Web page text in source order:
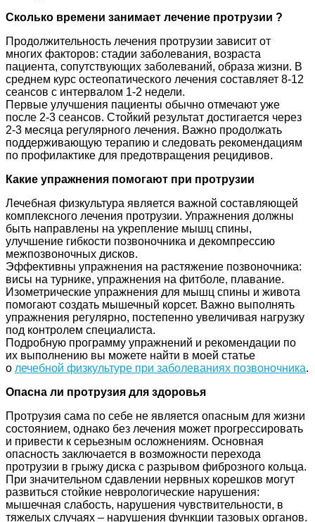
Сколько времени занимает лечение протрузии ?
Продолжительность лечения протрузии зависит от
многих факторов: стадии заболевания, возраста
пациента, сопутствующих заболеваний, образа жизни. В
среднем курс остеопатического лечения составляет 8-12
сеансов с интервалом 1-2 недели.
Первые улучшения пациенты обычно отмечают уже
после 2-3 сеансов. Стойкий результат достигается через
2-3 месяца регулярного лечения. Важно продолжать
поддерживающую терапию и следовать рекомендациям
по профилактике для предотвращения рецидивов.
Какие упражнения помогают при протрузии
Лечебная физкультура является важной составляющей
комплексного лечения протрузии. Упражнения должны
быть направлены на укрепление мышц спины,
улучшение гибкости позвоночника и декомпрессию
межпозвоночных дисков.
Эффективны упражнения на растяжение позвоночника:
висы на турнике, упражнения на фитболе, плавание.
Изометрические упражнения для мышц спины и живота
помогают создать мышечный корсет. Важно выполнять
упражнения регулярно, постепенно увеличивая нагрузку
под контролем специалиста.
Подробную программу упражнений и рекомендации по
их выполнению вы можете найти в моей статье
о лечебной физкультуре при заболеваниях позвоночника.
Опасна ли протрузия для здоровья
Протрузия сама по себе не является опасным для жизни
состоянием, однако без лечения может прогрессировать
и привести к серьезным осложнениям. Основная
опасность заключается в возможности перехода
протрузии в грыжу диска с разрывом фиброзного кольца.
При значительном сдавлении нервных корешков могут
развиться стойкие неврологические нарушения:
мышечная слабость, нарушения чувствительности, в
тяжелых случаях – нарушения функции тазовых органов.